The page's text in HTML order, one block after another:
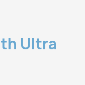
Ultra